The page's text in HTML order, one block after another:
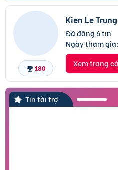
180
Kien Le Trung
Đã đăng 6 tin
Ngày tham gia:
Xem trang
Tin tài trợ